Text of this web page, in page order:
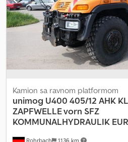
Rohrbach 1.136 km
Kamion sa ravnom platformom
unimog U400 405/12 AHK
ZAPFWELLE vorn SFZ
KOMMUNALHYDRAULIK